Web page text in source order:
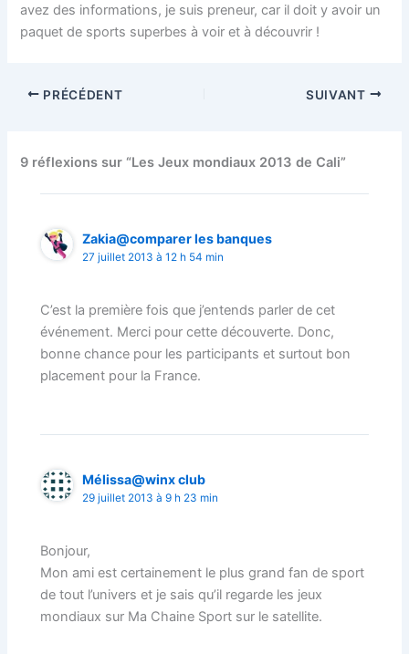
avez des informations, je suis preneur, car il doit y avoir un
paquet de sports superbes à voir et à découvrir !
PRÉCÉDENT SUIVANT
9 réflexions sur “Les Jeux mondiaux 2013 de Cali”
Zakia@comparer les banques
27 juillet 2013 à 12 h 54 min
C’est la première fois que j’entends parler de cet
événement. Merci pour cette découverte. Donc,
bonne chance pour les participants et surtout bon
placement pour la France.
Mélissa@winx club
29 juillet 2013 à 9 h 23 min
Bonjour,
Mon ami est certainement le plus grand fan de sport
de tout l’univers et je sais qu’il regarde les jeux
mondiaux sur Ma Chaine Sport sur le satellite.